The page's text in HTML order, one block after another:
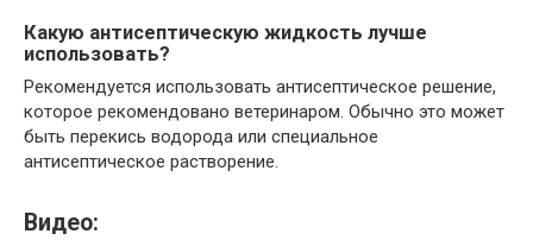
Какую антисептическую жидкость лучше
использовать?
Рекомендуется использовать антисептическое решение,
которое рекомендовано ветеринаром. Обычно это может
быть перекись водорода или специальное
антисептическое растворение.
Видео: